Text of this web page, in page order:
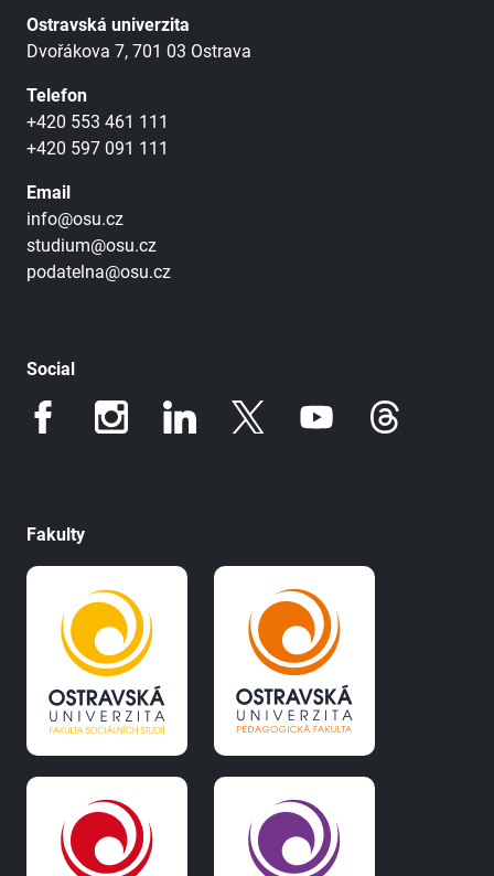
Ostravská univerzita
Dvořákova 7, 701 03 Ostrava
Telefon
+420 553 461 111
+420 597 091 111
Email
info@osu.cz
studium@osu.cz
podatelna@osu.cz
Social
Fakulty